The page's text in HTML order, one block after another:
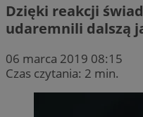
Dzięki reakcji
udaremnili dalszą
06 marca 2019 08:15
Czas czytania: 2 min.